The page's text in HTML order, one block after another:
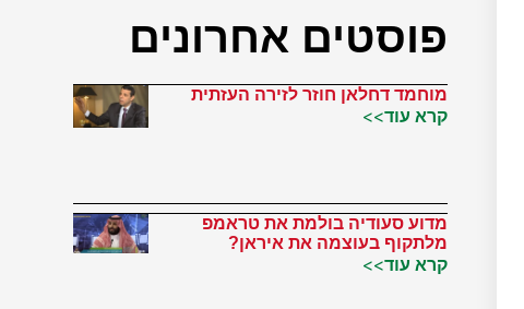
פוסטים אחרונים
מוחמד דחלאן חוזר לזירה העזתית
קרא עוד>>
מדוע סעודיה בולמת את טראמפ
מלתקוף בעוצמה את איראן?
קרא עוד>>